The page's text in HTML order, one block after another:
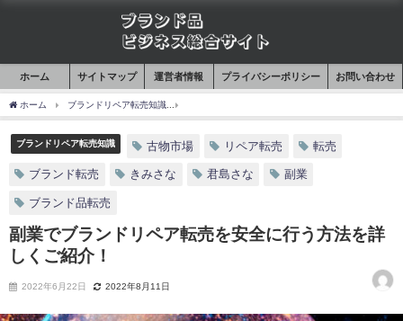
ホーム サイトマップ 運営者情報 プライバシーポリシー お問い合わせ
ホーム ブランドリペア転売知識
ブランドリペア転売知識 古物市場 リペア転売 転売
ブランド転売 きみさな 君島さな 副業
ブランド品転売
副業でブランドリペア転売を安全に行う方法を詳
しくご紹介！
2022年6月22日 2022年8月11日